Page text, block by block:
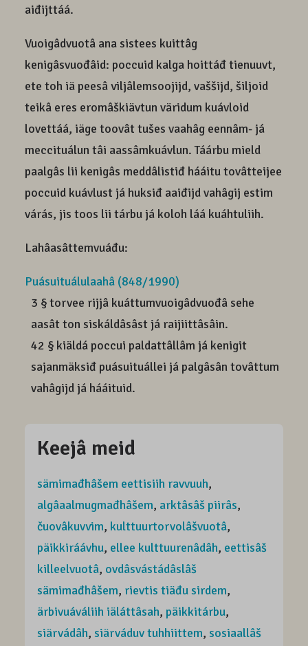
aiđijttáá.
Vuoigâdvuotâ ana sistees kuittâg
kenigâsvuođâid: poccuid kalga hoittáđ tienuuvt,
ete toh iä peesâ viljâlemsoojijd, vaššijd, šiljoid
teikâ eres eromâškiävtun väridum kuávloid
lovettáá, iäge toovât tušes vaahâg eennâm- já
meccituálun tâi aassâmkuávlun. Táárbu mield
paalgâs lii kenigâs meddâlistiđ hááitu tovâtteijee
poccuid kuávlust já huksiđ aaiđijd vahâgij estim
várás, jis toos lii tárbu já koloh láá kuáhtuliih.
Lahâasâttemvuáđu:
Puásuituálulaahâ (848/1990)
3 § torvee rijjâ kuáttumvuoigâdvuođâ sehe
aasât ton siskáldâsâst já raijiittâsâin.
42 § kiäldá poccui paldattâllâm já kenigit
sajanmäksiđ puásuituállei já palgâsân tovâttum
vahâgijd já hááituid.
Keejâ meid
sämimađhâšem eettisiih ravvuuh,
algâaalmugmađhâšem, arktâsâš piirâs,
čuovâkuvvim, kulttuurtorvolâšvuotâ,
päikkiráávhu, ellee kulttuurenâdâh, eettisâš
killeelvuotâ, ovdâsvástádâslâš
sämimađhâšem, rievtis tiäđu sirdem,
ärbivuáváliih iäláttâsah, päikkitárbu,
siärvádâh, siärváduv tuhhiittem, sosiaallâš